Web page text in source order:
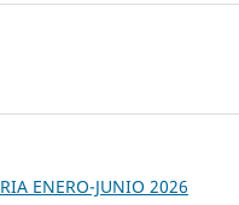
ENERO-JUNIO 2026